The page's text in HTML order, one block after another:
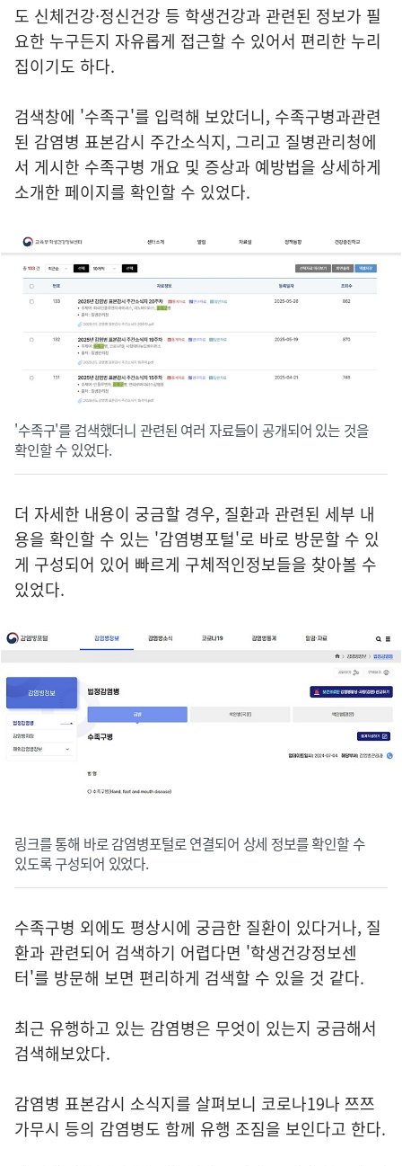
도 신체건강·정신건강 등 학생건강과 관련된 정보가 필
요한 누구든지 자유롭게 접근할 수 있어서 편리한 누리
집이기도 하다.
검색창에 '수족구'를 입력해 보았더니, 수족구병과관련
된 감염병 표본감시 주간소식지, 그리고 질병관리청에
서 게시한 수족구병 개요 및 증상과 예방법을 상세하게
소개한 페이지를 확인할 수 있었다.
'수족구'를 검색했더니 관련된 여러 자료들이 공개되어 있는 것을
확인할 수 있었다.
더 자세한 내용이 궁금할 경우, 질환과 관련된 세부 내
용을 확인할 수 있는 '감염병포털'로 바로 방문할 수 있
게 구성되어 있어 빠르게 구체적인정보들을 찾아볼 수
있었다.
링크를 통해 바로 감염병포털로 연결되어 상세 정보를 확인할 수
있도록 구성되어 있었다.
수족구병 외에도 평상시에 궁금한 질환이 있다거나, 질
환과 관련되어 검색하기 어렵다면 '학생건강정보센
터'를 방문해 보면 편리하게 검색할 수 있을 것 같다.
최근 유행하고 있는 감염병은 무엇이 있는지 궁금해서
검색해보았다.
감염병 표본감시 소식지를 살펴보니 코로나19나 쯔쯔
가무시 등의 감염병도 함께 유행 조짐을 보인다고 한다.